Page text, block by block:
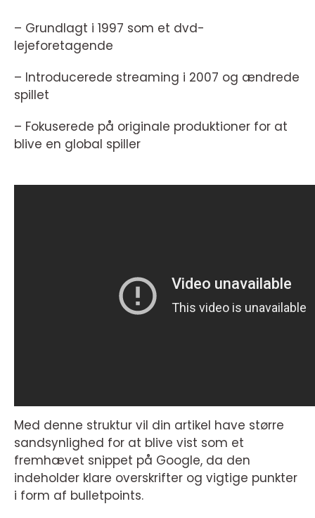
– Grundlagt i 1997 som et dvd-
lejeforetagende
– Introducerede streaming i 2007 og ændrede
spillet
– Fokuserede på originale produktioner for at
blive en global spiller
Med denne struktur vil din artikel have større
sandsynlighed for at blive vist som et
fremhævet snippet på Google, da den
indeholder klare overskrifter og vigtige punkter
i form af bulletpoints.